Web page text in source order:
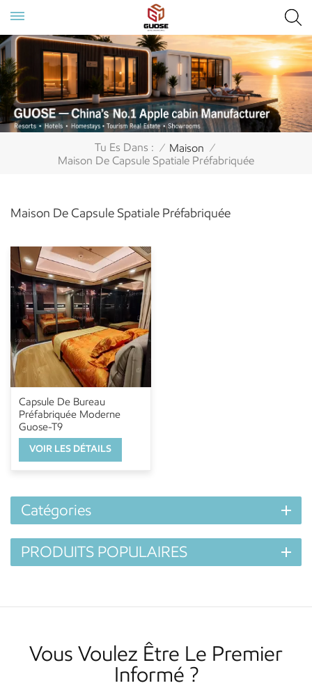
Tu Es Dans : / Maison /
Maison De Capsule Spatiale Préfabriquée
Maison De Capsule Spatiale Préfabriquée
Capsule De Bureau
Préfabriquée Moderne
Guose-T9
VOIR LES DÉTAILS
Catégories
PRODUITS POPULAIRES
Vous Voulez Être Le Premier
Informé ?